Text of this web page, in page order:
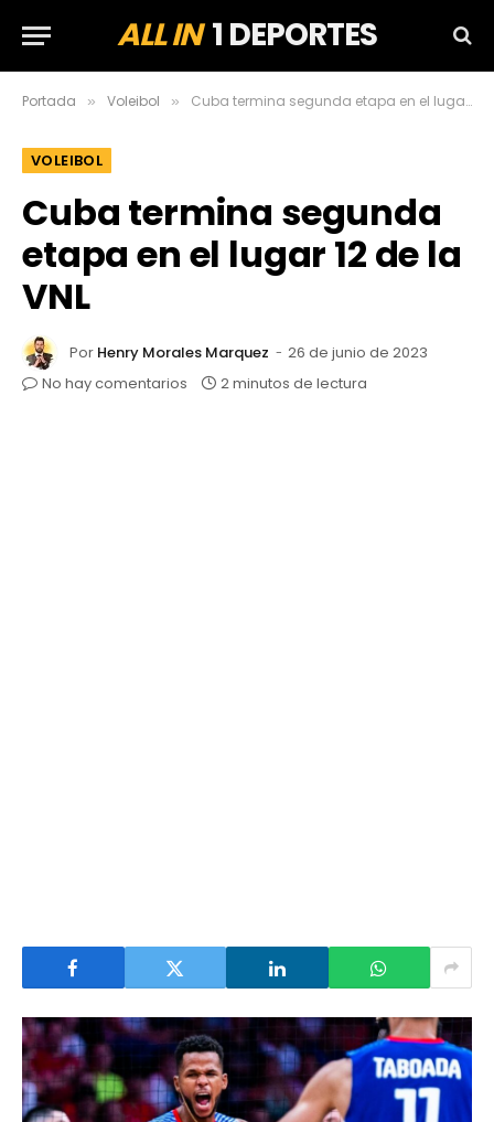
ALL IN1 DEPORTES
Portada » Voleibol » Cuba termina segunda etapa en el lugar 12 de la VNL
VOLEIBOL
Cuba termina segunda
etapa en el lugar 12 de la
VNL
Por Henry Morales Marquez
26 de junio de 2023
No hay comentarios
2 minutos de lectura